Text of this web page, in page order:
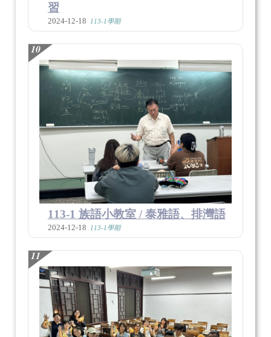
習
2024-12-18 113-1學期
10
113-1 族語小教室 / 泰雅語、排灣語
2024-12-18 113-1學期
11